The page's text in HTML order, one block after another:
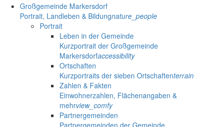
Großgemeinde Markersdorf
Portrait, Landleben & Bildungnature_people
Portrait
Leben in der Gemeinde
Kurzportrait der Großgemeinde
Markersdorfaccessibility
Ortschaften
Kurzportraits der sieben Ortschaftenterrain
Zahlen & Fakten
Einwohnerzahlen, Flächenangaben &
mehrview_comfy
Partnergemeinden
Partnergemeinden der Gemeinde